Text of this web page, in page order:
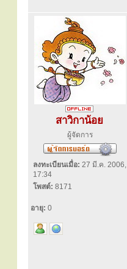
สาวิกาน้อย
ผู้จัดการ
ลงทะเบียนเมื่อ: 27 มี.ค. 2006,
17:34
โพสต์: 8171
อายุ: 0